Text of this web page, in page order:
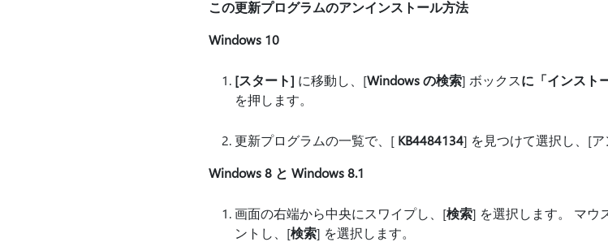
この更新プログラムのアンインストール方法
Windows 10
[スタート] に移動し、[Windows の検索] ボックスに「インスト
を押します。
更新プログラムの一覧で、[ KB4484134] を見つけて選択し、[
Windows 8 と Windows 8.1
画面の右端から中央にスワイプし、[検索] を選択します。 マウ
ントし、[検索] を選択します。